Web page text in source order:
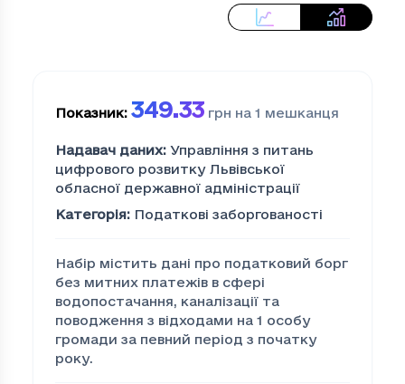
Показник: 349.33 грн на 1 мешканця
Надавач даних: Управління з питань
цифрового розвитку Львівської
обласної державної адміністрації
Категорія: Податкові заборгованості
Набір містить дані про податковий борг
без митних платежів в сфері
водопостачання, каналізації та
поводження з відходами на 1 особу
громади за певний період з початку
року.